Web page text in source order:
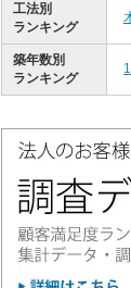
工法別
ランキング
築年数別
ランキング